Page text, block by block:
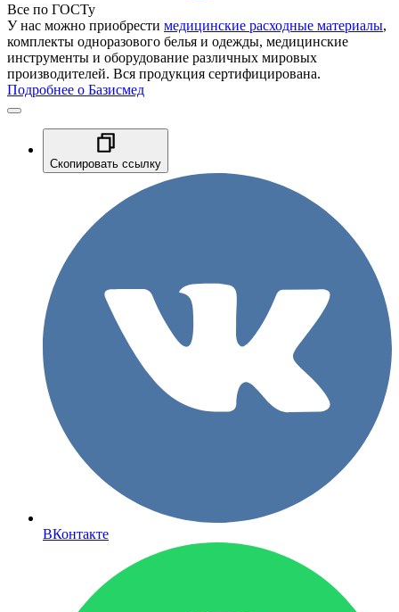
Все по ГОСТу
У нас можно приобрести медицинские расходные материалы,
комплекты одноразового белья и одежды, медицинские
инструменты и оборудование различных мировых
производителей. Вся продукция сертифицирована.
Подробнее о Базисмед
Скопировать ссылку
ВКонтакте